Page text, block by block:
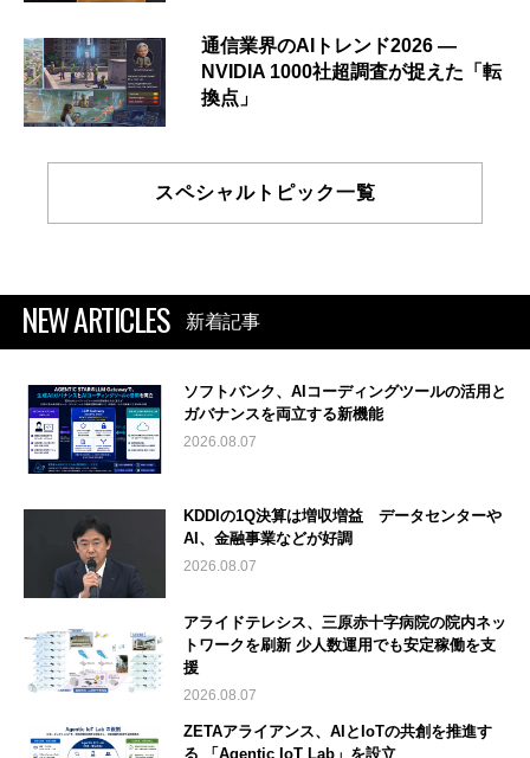
通信業界のAIトレンド2026 ―
NVIDIA 1000社超調査が捉えた「転
換点」
スペシャルトピック一覧
NEW ARTICLES 新着記事
ソフトバンク、AIコーディングツールの活用と
ガバナンスを両立する新機能
2026.08.07
KDDIの1Q決算は増収増益 データセンターや
AI、金融事業などが好調
2026.08.07
アライドテレシス、三原赤十字病院の院内ネッ
トワークを刷新 少人数運用でも安定稼働を支
援
2026.08.07
ZETAアライアンス、AIとIoTの共創を推進す
る 「Agentic IoT Lab」を設立